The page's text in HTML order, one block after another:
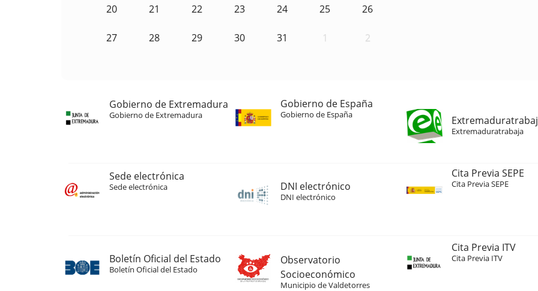
20 21 22 23 24 25 26
27 28 29 30 31 1 2
Gobierno de Extremadura
Gobierno de Extremadura
Gobierno de España
Gobierno de España
Extremaduratrabaja
Sede electrónica
Sede electrónica DNI electrónico
DNI electrónico
Cita Previa SEPE
Cita Previa SEPE
Boletín Oficial del Estado
Boletín Oficial del Estado
Observatorio
Socioeconómico
Municipio de Valdetorres
Cita Previa ITV
Cita Previa ITV